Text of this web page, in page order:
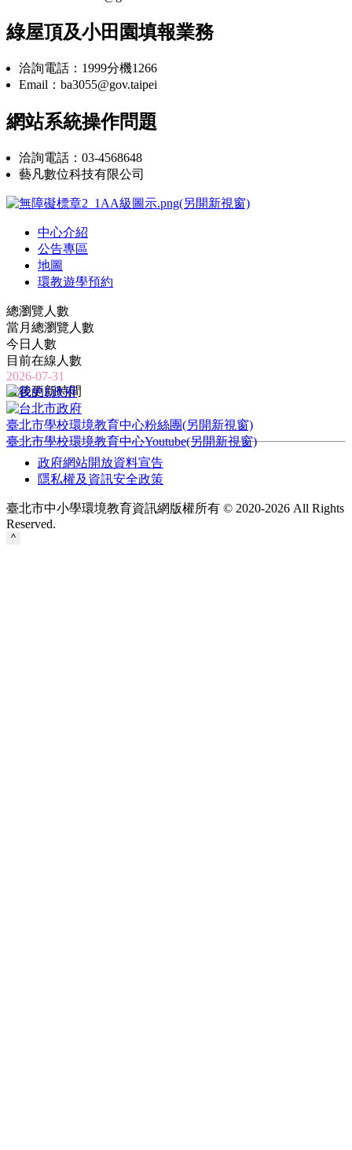
綠屋頂及小田園填報業務
洽詢電話：1999分機1266
Email：ba3055@gov.taipei
網站系統操作問題
洽詢電話：03-4568648
藝凡數位科技有限公司
中心介紹
公告專區
地圖
環教遊學預約
總瀏覽人數
當月總瀏覽人數
今日人數
目前在線人數
2026-07-31
最後更新時間
臺北市學校環境教育中心粉絲團(另開新視窗)
臺北市學校環境教育中心Youtube(另開新視窗)
政府網站開放資料宣告
隱私權及資訊安全政策
臺北市中小學環境教育資訊網版權所有 © 2020-2026 All Rights
Reserved.